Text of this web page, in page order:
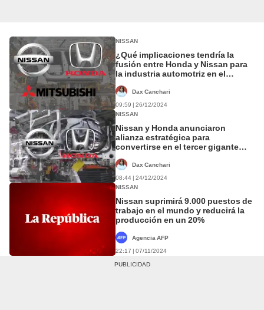
NISSAN
¿Qué implicaciones tendría la
fusión entre Honda y Nissan para
la industria automotriz en el
Dax Canchari
09:59 | 26/12/2024
NISSAN
Nissan y Honda anunciaron
alianza estratégica para
convertirse en el tercer gigante
Dax Canchari
08:44 | 24/12/2024
NISSAN
Nissan suprimirá 9.000 puestos de
trabajo en el mundo y reducirá la
producción en un 20%
Agencia AFP
22:17 | 07/11/2024